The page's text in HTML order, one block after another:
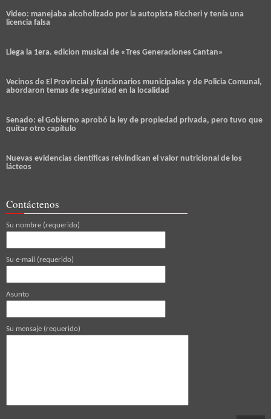
Video: manejaba alcoholizado por la autopista Riccheri y tenía una
licencia falsa
Llega la 1era. edicion musical de «Tres Generaciones Cantan»
Vecinos de El Provincial y funcionarios municipales y de Policia Comunal,
abordaron temas de seguridad en la localidad
Senado: el Gobierno aprobó la ley de propiedad privada, pero tuvo que
quitar otro capítulo
Nuevas evidencias científicas reivindican el valor nutricional de los
lácteos
Contáctenos
Su nombre (requerido)
Su e-mail (requerido)
Asunto
Su mensaje (requerido)